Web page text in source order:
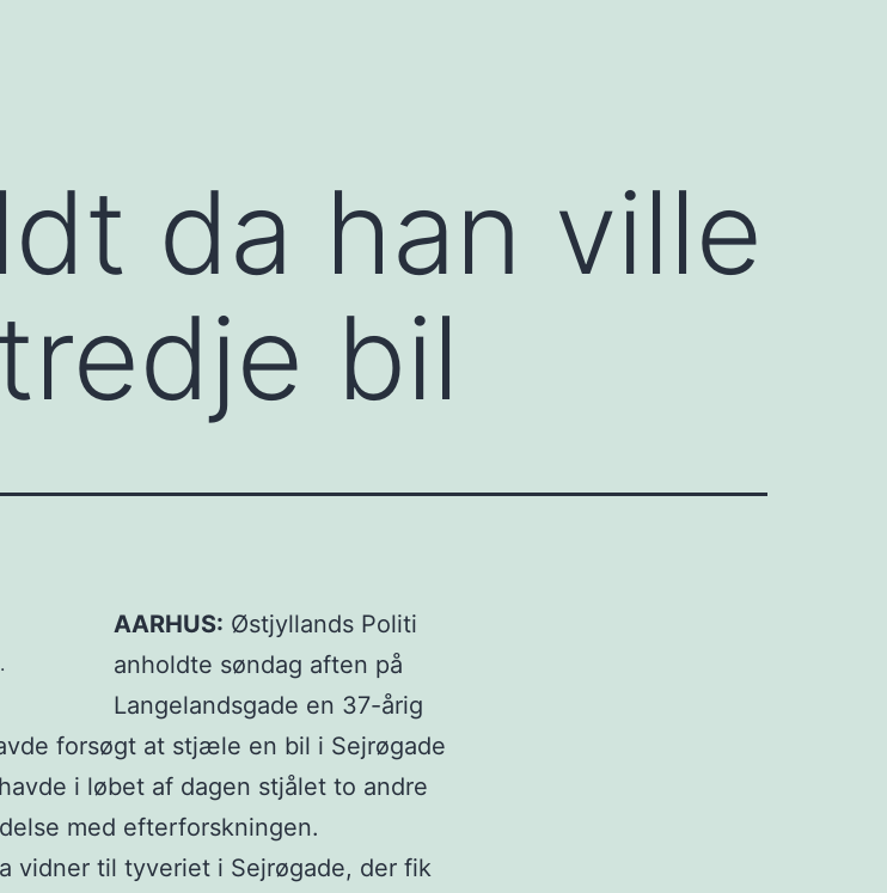
da han ville
bil
AARHUS: Østjyllands Politi
anholdte søndag aften på
Langelandsgade en 37-årig
forsøgt at stjæle en bil i Sejrøgade
i løbet af dagen stjålet to andre
med efterforskningen.
vidner til tyveriet i Sejrøgade, der fik